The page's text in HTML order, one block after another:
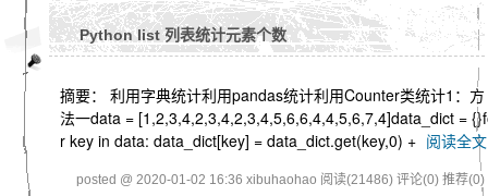
Python list 列表统计元素个数
摘要： 利用字典统计利用pandas统计利用Counter类统计1：方
法一data = [1,2,3,4,2,3,4,2,3,4,5,6,6,4,4,5,6,7,4]data_dict =
r key in data: data_dict[key] = data_dict.get(key,0) + 阅读全文
posted @ 2020-01-02 16:36 xibuhaohao 阅读(21486) 评论(0) 推荐(0)